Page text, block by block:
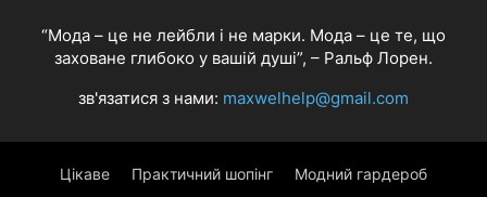
“Мода – це не лейбли і не марки. Мода – це те, що
заховане глибоко у вашій душі”, – Ральф Лорен.
зв'язатися з нами: maxwelhelp@gmail.com
Цікаве Практичний шопінг Модний гардероб